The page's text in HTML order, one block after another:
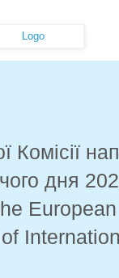
Комісії
дня
European